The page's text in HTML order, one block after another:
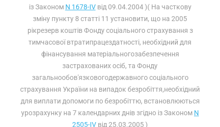
із Законом N 1678-IVвід 09.04.2004 )( На часткову
зміну пункту 8 статті 11 установити, що на 2005
рікрезерв коштів Фонду соціального страхування з
тимчасової втратипрацездатності, необхідний для
фінансування матеріальногозабезпечення
застрахованих осіб, та Фонду
загальнообов'язковогодержавного соціального
страхування України на випадок безробіття,необхідний
для виплати допомоги по безробіттю, встановлюються
урозрахунку на 7 календарних днів згідно із Законом N
2505-IV від 25.03.2005 )